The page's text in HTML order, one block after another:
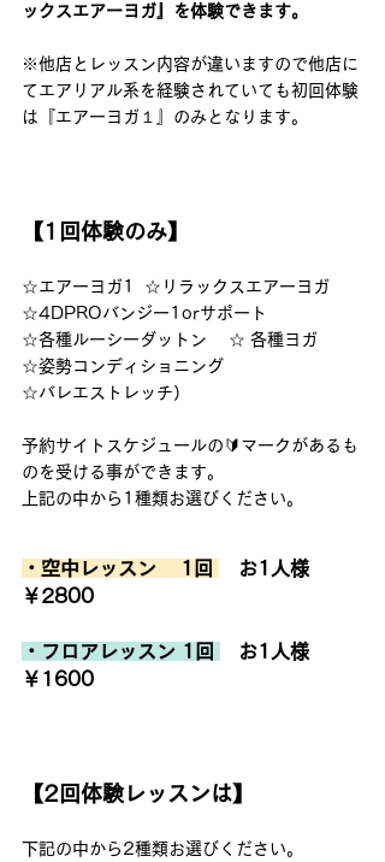
ックスエアーヨガ』を体験できます。
※他店とレッスン内容が違いますので他店に
てエアリアル系を経験されていても初回体験
は『エアーヨガ１』のみとなります。
【1回体験のみ】
☆エアーヨガ1  ☆リラックスエアーヨガ
☆4DPROバンジー1orサポート
☆各種ルーシーダットン　 ☆ 各種ヨガ
☆姿勢コンディショニング
☆バレエストレッチ）
予約サイトスケジュールの🔰マークがあるも
のを受ける事ができます。
上記の中から1種類お選びください。
・空中レッスン    1回
お1人様
￥2800
・フロアレッスン 1回
   お1人様
￥1600
【2回体験レッスンは】
下記の中から2種類お選びください。